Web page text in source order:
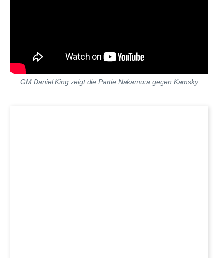
GM Daniel King zeigt die Partie Nakamura gegen Kamsky